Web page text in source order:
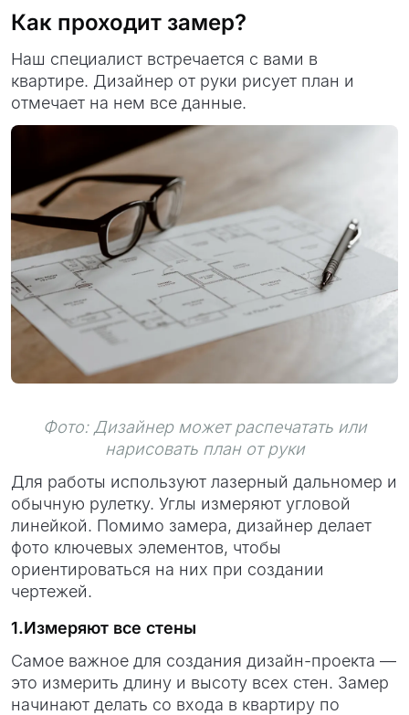
Как проходит замер?
Наш специалист встречается с вами в
квартире. Дизайнер от руки рисует план и
отмечает на нем все данные.
Фото: Дизайнер может распечатать или
нарисовать план от руки
Для работы используют лазерный дальномер и
обычную рулетку. Углы измеряют угловой
линейкой. Помимо замера, дизайнер делает
фото ключевых элементов, чтобы
ориентироваться на них при создании
чертежей.
1.Измеряют все стены
Самое важное для создания дизайн-проекта —
это измерить длину и высоту всех стен. Замер
начинают делать со входа в квартиру по